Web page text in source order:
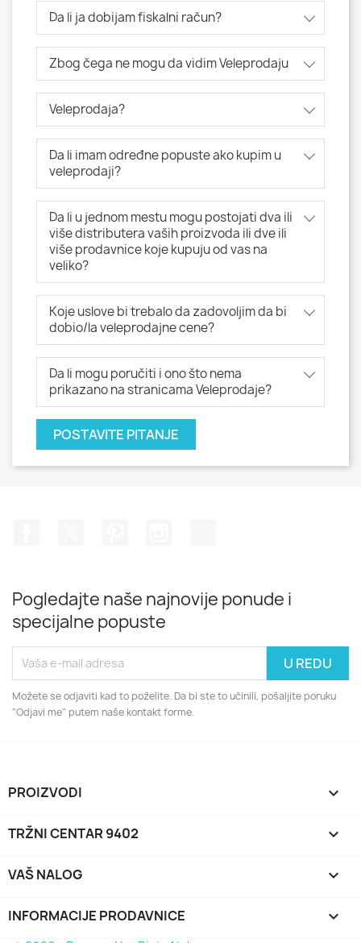
Da li ja dobijam fiskalni račun?
Zbog čega ne mogu da vidim Veleprodaju
Veleprodaja?
Da li imam određne popuste ako kupim u
veleprodaji?
Da li u jednom mestu mogu postojati dva ili
više distributera vaših proizvoda ili dve ili
više prodavnice koje kupuju od vas na
veliko?
Koje uslove bi trebalo da zadovoljim da bi
dobio/la veleprodajne cene?
Da li mogu poručiti i ono što nema
prikazano na stranicama Veleprodaje?
POSTAVITE PITANJE
Pogledajte naše najnovije ponude i
specijalne popuste
Možete se odjaviti kad to poželite. Da bi ste to učinili, pošaljite poruku
"Odjavi me" putem naše kontakt forme.
PROIZVODI 
TRŽNI CENTAR 9402 
VAŠ NALOG 
INFORMACIJE PRODAVNICE keyboard_arrow_down